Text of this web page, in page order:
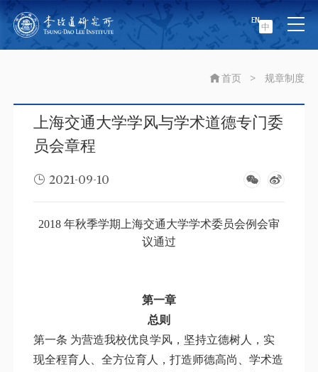
中
EN
首页 > 规章制度
上海交通大学学风与学术道德专门委
员会章程
2021-09-10
2018 年秋季学期上海交通大学学术委员会例会审
议通过
第一章
总则
第一条 为营造我校优良学风，坚持立德树人，实
现全程育人、全方位育人，打造师德高尚、学术造